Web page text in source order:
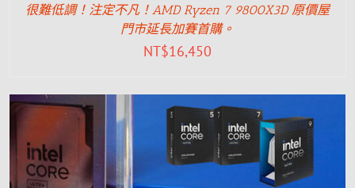
很難低調！注定不凡！AMD Ryzen 7 9800X3D 原價屋
門市延長加賽首購。
NT$16,450